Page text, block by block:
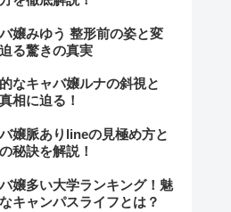
嬢みゆう 整形前の姿と変
る驚きの真実
なキャバ嬢ルナの斜視と
相に迫る！
嬢脈ありlineの見極め方と
秘訣を解説！
嬢多い大学ランキング！魅
キャンパスライフとは？